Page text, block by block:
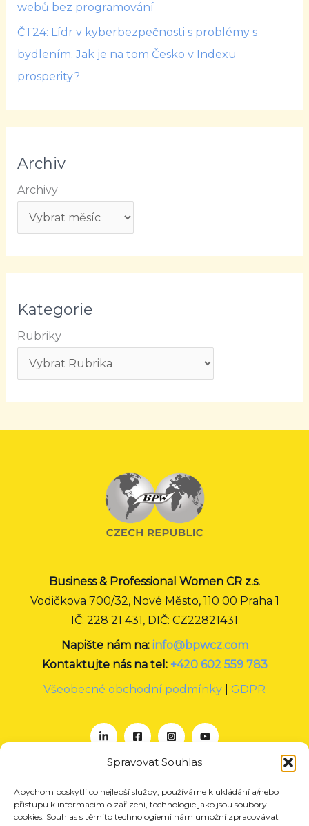
Spravovat Souhlas
Abychom poskytli co nejlepší služby, používáme k ukládání a/nebo
přístupu k informacím o zařízení, technologie jako jsou soubory
cookies. Souhlas s těmito technologiemi nám umožní zpracovávat
webů bez programování
ČT24: Lídr v kyberbezpečnosti s problémy s
bydlením. Jak je na tom Česko v Indexu
prosperity?
Archiv
Archivy
Kategorie
Rubriky
Business & Professional Women CR z.s.
Vodičkova 700/32, Nové Město, 110 00 Praha 1
IČ: 228 21 431, DIČ: CZ22821431
Napište nám na: info@bpwcz.com
Kontaktujte nás na tel: +420 602 559 783
Všeobecné obchodní podmínky
GDPR
O nás
Projekty